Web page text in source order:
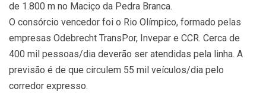
de 1.800 m no Maciço da Pedra Branca.
O consórcio vencedor foi o Rio Olímpico, formado pelas
empresas Odebrecht TransPor, Invepar e CCR. Cerca de
400 mil pessoas/dia deverão ser atendidas pela linha. A
previsão é de que circulem 55 mil veículos/dia pelo
corredor expresso.